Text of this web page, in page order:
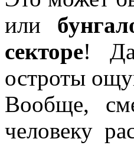
или
секторе!
остроты
Вообще,
человеку